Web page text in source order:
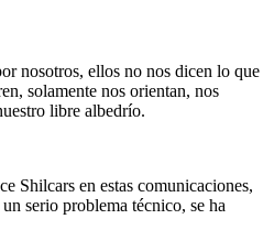
nosotros, ellos no nos dicen lo que
solamente nos orientan, nos
libre albedrío.
Shilcars en estas comunicaciones,
serio problema técnico, se ha